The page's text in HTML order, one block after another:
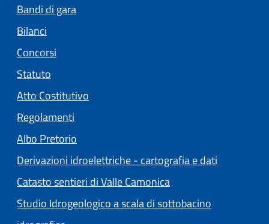
Bandi di gara
Bilanci
Concorsi
Statuto
Atto Costitutivo
Regolamenti
Albo Pretorio
Derivazioni idroelettriche - cartografia e dati
Catasto sentieri di Valle Camonica
Studio Idrogeologico a scala di sottobacino